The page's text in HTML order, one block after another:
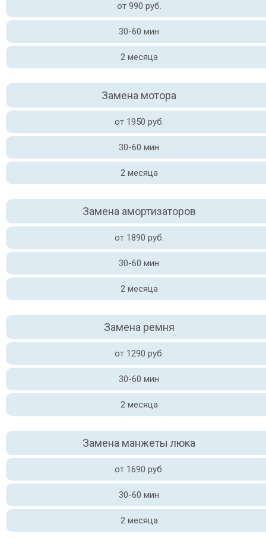
от 990 руб.
30-60 мин
2 месяца
Замена мотора
от 1950 руб.
30-60 мин
2 месяца
Замена амортизаторов
от 1890 руб.
30-60 мин
2 месяца
Замена ремня
от 1290 руб.
30-60 мин
2 месяца
Замена манжеты люка
от 1690 руб.
30-60 мин
2 месяца